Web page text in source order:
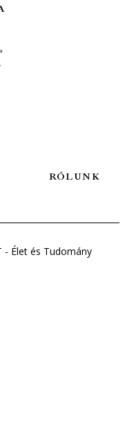
RÓLUNK
Élet és Tudomány